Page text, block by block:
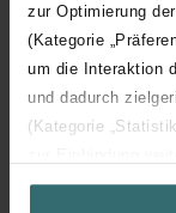
zur Optimierung
(Kategorie
um die Interaktion
und dadurch
(Kategorie
(Kategorie
Ke stažení
loading...